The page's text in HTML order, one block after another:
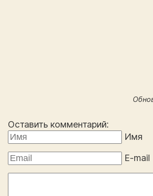
Оставить комментарий:
Имя
E-mail